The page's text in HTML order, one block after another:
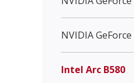
NVIDIA GeForce
Intel Arc B580